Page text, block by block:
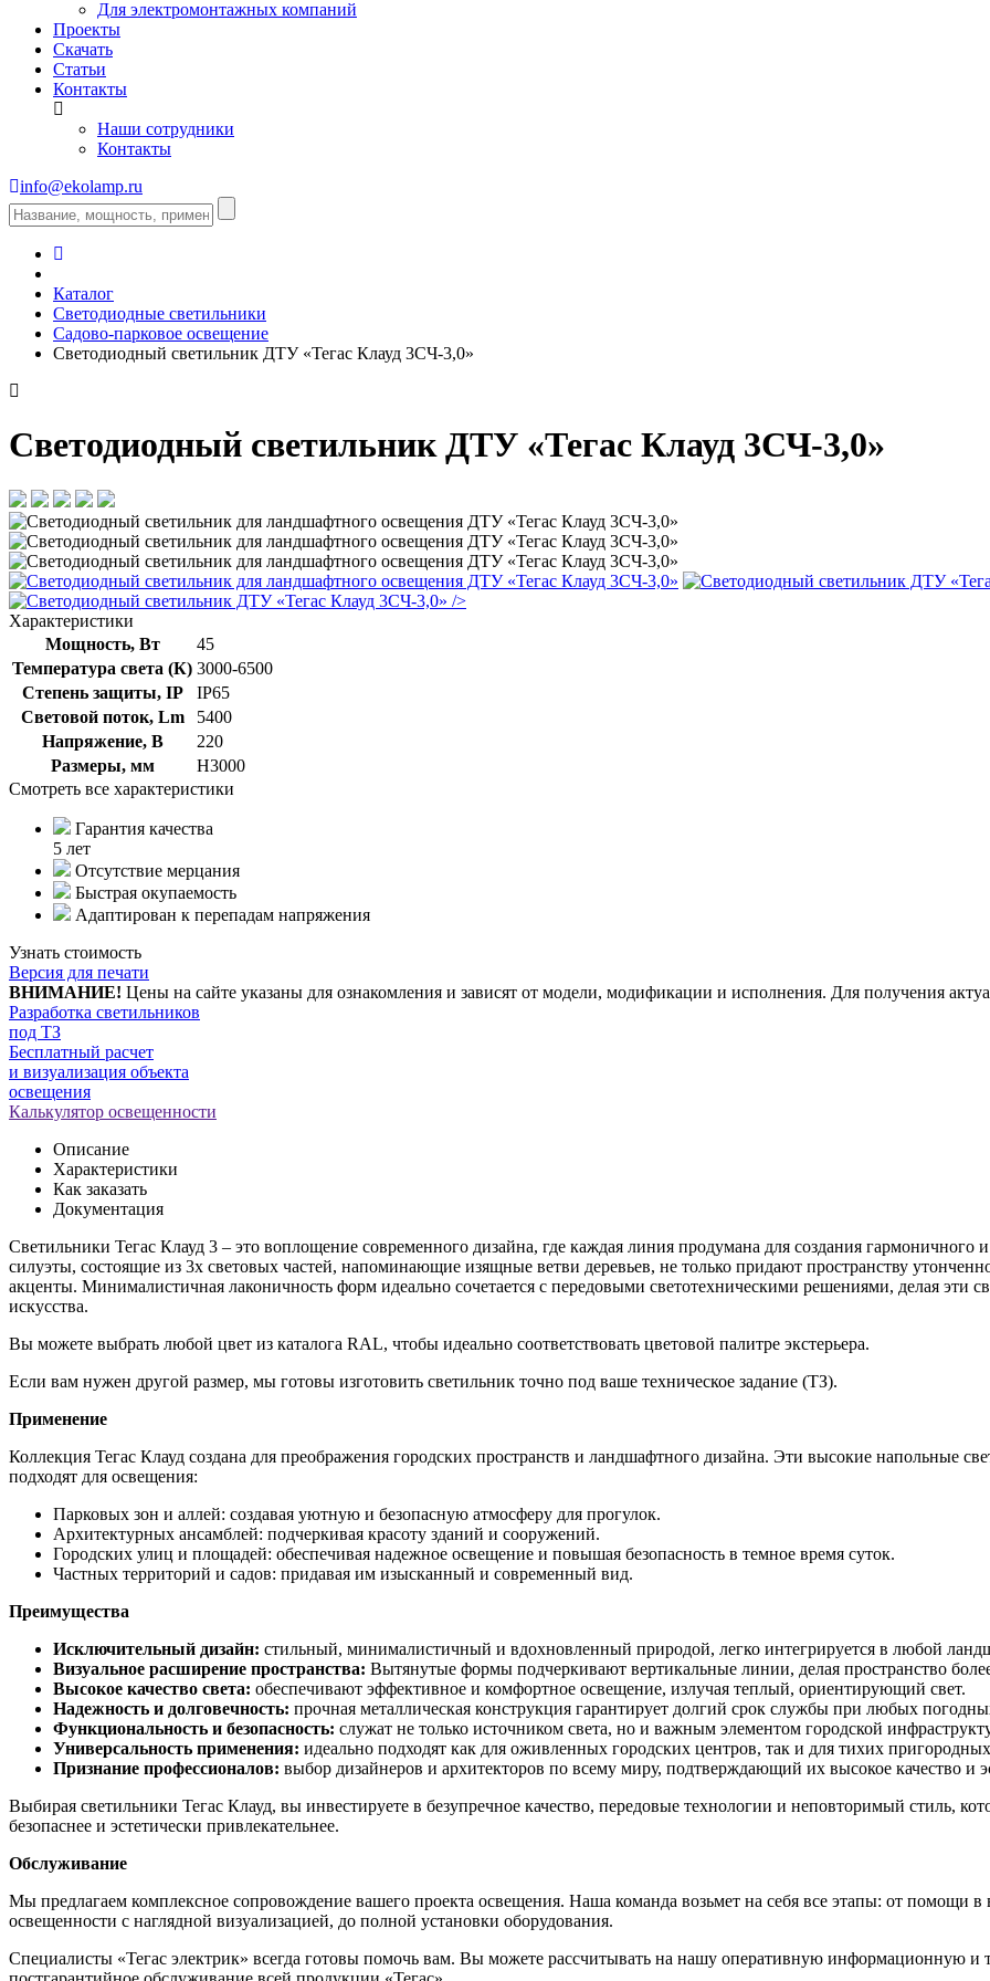
Для электромонтажных компаний
Проекты
Скачать
Статьи
Контакты
Наши сотрудники
Контакты
info@ekolamp.ru
Каталог
Светодиодные светильники
Садово-парковое освещение
Светодиодный светильник ДТУ «Тегас Клауд 3СЧ-3,0»
Светодиодный светильник ДТУ «Тегас Клауд 3СЧ-3,0»
/>
Характеристики
Мощность, Вт
45
Температура света (К) 3000-6500
Степень защиты, IP
IP65
Световой поток, Lm
5400
Напряжение, В
220
Размеры, мм
Н3000
Смотреть все характеристики
Гарантия качества
5 лет
Отсутствие мерцания
Быстрая окупаемость
Адаптирован к перепадам напряжения
Узнать стоимость
Версия для печати
ВНИМАНИЕ! Цены на сайте указаны для ознакомления и зависят от модели, модификации и исполнения. Для получения
Разработка светильников
под ТЗ
Бесплатный расчет
и визуализация объекта
освещения
Калькулятор освещенности
Описание
Характеристики
Как заказать
Документация
Светильники Тегас Клауд 3 – это воплощение современного дизайна, где каждая линия продумана для создания
силуэты, состоящие из 3х световых частей, напоминающие изящные ветви деревьев, не только придают пространству
акценты. Минималистичная лаконичность форм идеально сочетается с передовыми светотехническими решениями, делая эти
искусства.
Вы можете выбрать любой цвет из каталога RAL, чтобы идеально соответствовать цветовой палитре экстерьера.
Если вам нужен другой размер, мы готовы изготовить светильник точно под ваше техническое задание (ТЗ).
Применение
Коллекция Тегас Клауд создана для преображения городских пространств и ландшафтного дизайна. Эти высокие напольные
подходят для освещения:
Парковых зон и аллей: создавая уютную и безопасную атмосферу для прогулок.
Архитектурных ансамблей: подчеркивая красоту зданий и сооружений.
Городских улиц и площадей: обеспечивая надежное освещение и повышая безопасность в темное время суток.
Частных территорий и садов: придавая им изысканный и современный вид.
Преимущества
Исключительный дизайн: стильный, минималистичный и вдохновленный природой, легко интегрируется в любой
Визуальное расширение пространства: Вытянутые формы подчеркивают вертикальные линии, делая пространство
Высокое качество света: обеспечивают эффективное и комфортное освещение, излучая теплый, ориентирующий свет.
Надежность и долговечность: прочная металлическая конструкция гарантирует долгий срок службы при любых
Функциональность и безопасность: служат не только источником света, но и важным элементом городской
Универсальность применения: идеально подходят как для оживленных городских центров, так и для тихих
Признание профессионалов: выбор дизайнеров и архитекторов по всему миру, подтверждающий их высокое качество и
Выбирая светильники Тегас Клауд, вы инвестируете в безупречное качество, передовые технологии и неповторимый стиль,
безопаснее и эстетически привлекательнее.
Обслуживание
Мы предлагаем комплексное сопровождение вашего проекта освещения. Наша команда возьмет на себя все этапы: от помощи в
освещенности с наглядной визуализацией, до полной установки оборудования.
Специалисты «Тегас электрик» всегда готовы помочь вам. Вы можете рассчитывать на нашу оперативную информационную и